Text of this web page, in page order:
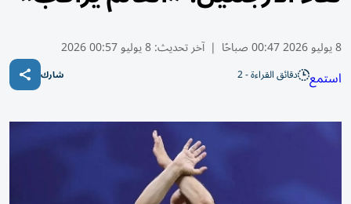
8 يوليو 2026 00:47 صباحًا | آخر تحديث:8 يوليو 00:57 2026
استمع دقائق القراءة - 2 شارك